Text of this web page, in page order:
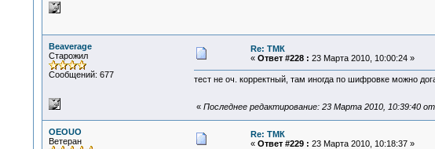
Beaverage
Старожил
Сообщений: 677
Re: ТМК
« Ответ #228 : 23 Марта 2010, 10:00:24 »
тест не оч. корректный, там иногда по шифровке можно
« Последнее редактирование: 23 Марта 2010, 10:39:40
OEOUO
Ветеран
Re: ТМК
« Ответ #229 : 23 Марта 2010, 10:18:37 »